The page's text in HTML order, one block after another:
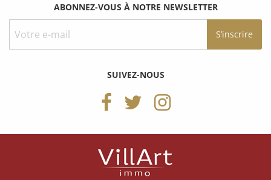
ABONNEZ-VOUS À NOTRE NEWSLETTER
SUIVEZ-NOUS